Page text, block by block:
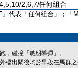
4,5,10/2,6,7/任何組合
代表「任何組合」；「
，碰撞「聰明導彈」。
檔出閘後均於早段在馬群